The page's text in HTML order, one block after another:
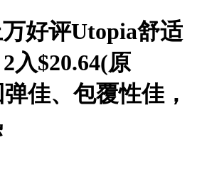
好评Utopia舒适
入$20.64(原
佳、包覆性佳，